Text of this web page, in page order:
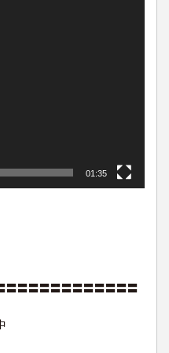
01:35
〓〓〓〓〓〓〓〓〓〓〓〓